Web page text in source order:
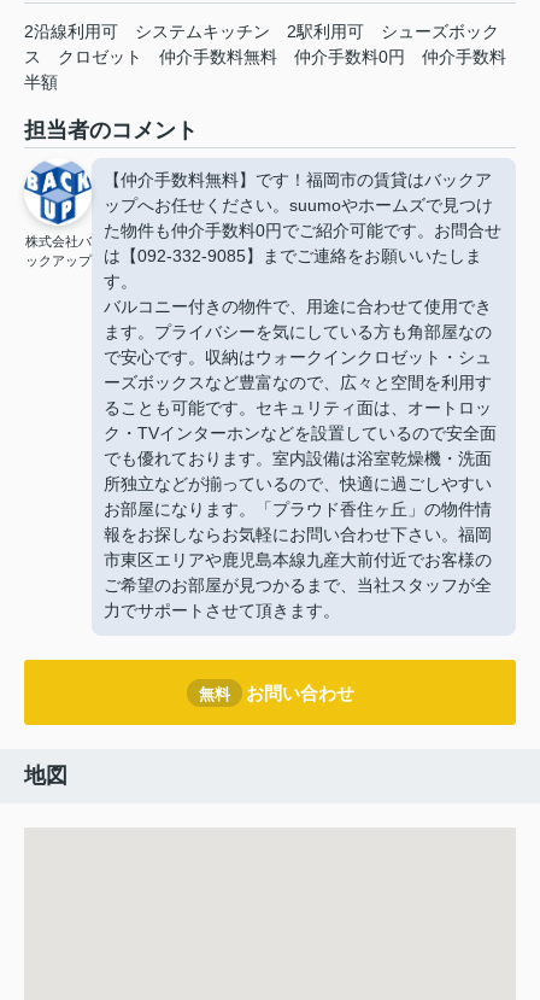
2沿線利用可 システムキッチン 2駅利用可
シューズボック
ス
クロゼット 仲介手数料無料 仲介手数料0円
仲介手数料
半額
担当者のコメント
株式会社バ
ックアップ
【仲介手数料無料】です！福岡市の賃貸はバックア
ップへお任せください。suumoやホームズで見つけ
た物件も仲介手数料0円でご紹介可能です。お問合せ
は【092-332-9085】までご連絡をお願いいたしま
す。
バルコニー付きの物件で、用途に合わせて使用でき
ます。プライバシーを気にしている方も角部屋なの
で安心です。収納はウォークインクロゼット・シュ
ーズボックスなど豊富なので、広々と空間を利用す
ることも可能です。セキュリティ面は、オートロッ
ク・TVインターホンなどを設置しているので安全面
でも優れております。室内設備は浴室乾燥機・洗面
所独立などが揃っているので、快適に過ごしやすい
お部屋になります。「プラウド香住ヶ丘」の物件情
報をお探しならお気軽にお問い合わせ下さい。福岡
市東区エリアや鹿児島本線九産大前付近でお客様の
ご希望のお部屋が見つかるまで、当社スタッフが全
力でサポートさせて頂きます。
無料 お問い合わせ
地図